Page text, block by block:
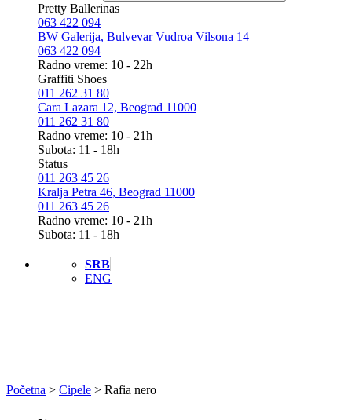
Pretty Ballerinas
063 422 094
BW Galerija, Bulvevar Vudroa Vilsona 14
063 422 094
Radno vreme: 10 - 22h
Graffiti Shoes
011 262 31 80
Cara Lazara 12, Beograd 11000
011 262 31 80
Radno vreme: 10 - 21h
Subota: 11 - 18h
Status
011 263 45 26
Kralja Petra 46, Beograd 11000
011 263 45 26
Radno vreme: 10 - 21h
Subota: 11 - 18h
SRB
ENG
Početna > Cipele > Rafia nero